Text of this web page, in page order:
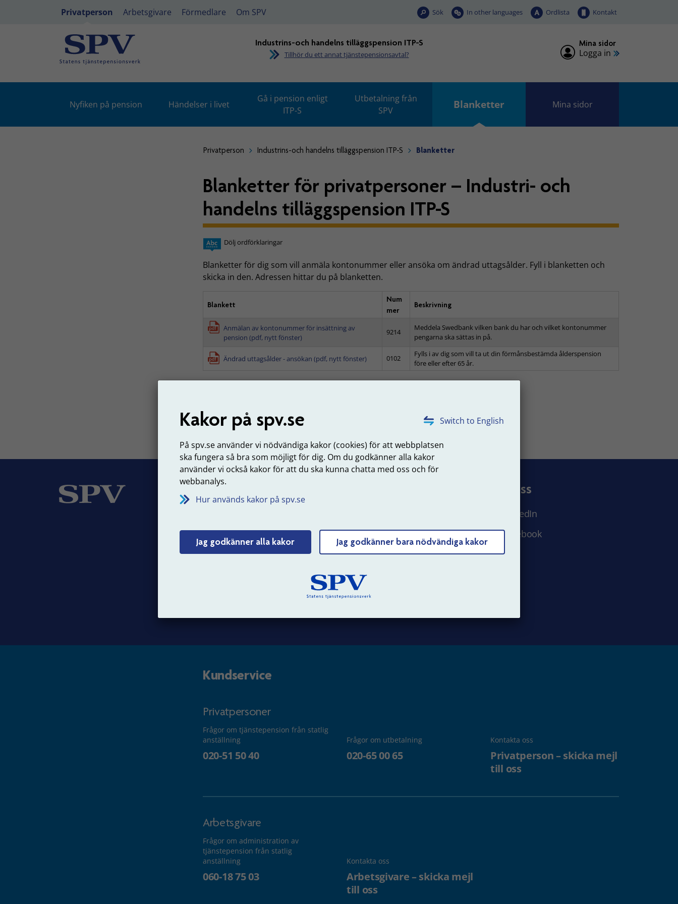
Switch to English
Kakor på spv.se
På spv.se använder vi nödvändiga kakor (cookies) för att webbplatsen
ska fungera så bra som möjligt för dig. Om du godkänner alla kakor
använder vi också kakor för att du ska kunna chatta med oss och för
webbanalys.
Hur används kakor på spv.se
Jag godkänner alla kakor Jag godkänner bara nödvändiga kakor
Privatperson Arbetsgivare Förmedlare Om SPV Sök In other languages Ordlista Kontakt
Industrins-och handelns tilläggspension ITP-S
Tillhör du ett annat tjänstepensionsavtal?
Mina sidor
Logga in
Nyfiken på pension Händelser i livet
Gå i pension enligt
ITP-S
Utbetalning från
SPV
Blanketter Mina sidor
Privatperson Industrins-och handelns tilläggspension ITP-S Blanketter
Blanketter för privatpersoner – Industri- och
handelns tilläggspension ITP-S
Dölj ordförklaringar
Blanketter för dig som vill anmäla kontonummer eller ansöka om ändrad uttagsålder. Fyll i blanketten och
skicka in den. Adressen hittar du på blanketten.
Blankett
Num
mer
Beskrivning
Anmälan av kontonummer för insättning av
pension (pdf, nytt fönster)
9214
Meddela Swedbank vilken bank du har och vilket kontonummer
pengarna ska sättas in på.
Ändrad uttagsålder - ansökan (pdf, nytt fönster) 0102
Fylls i av dig som vill ta ut din förmånsbestämda ålderspension
före eller efter 65 år.
Tyck till om sidans innehåll
Om SPV
Jobba hos oss
Press och nyheter
Struktur och innehåll
Personuppgifter
Tillgänglighet
Om kakor (cookies)
Följ oss
LinkedIn
Facebook
Kundservice
Privatpersoner
Frågor om tjänstepension från statlig
anställning
020-51 50 40
Frågor om utbetalning
020-65 00 65
Kontakta oss
Privatperson – skicka mejl
till oss
Arbetsgivare
Frågor om administration av
tjänstepension från statlig
anställning
060-18 75 03
Kontakta oss
Arbetsgivare – skicka mejl
till oss